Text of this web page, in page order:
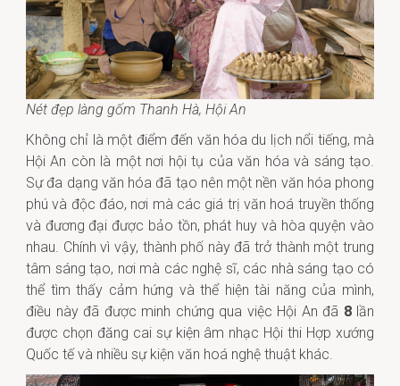
Nét đẹp làng gốm Thanh Hà, Hội An
Không chỉ là một điểm đến văn hóa du lịch nổi tiếng, mà
Hội An còn là một nơi hội tụ của văn hóa và sáng tạo.
Sự đa dạng văn hóa đã tạo nên một nền văn hóa phong
phú và độc đáo, nơi mà các giá trị văn hoá truyền thống
và đương đại được bảo tồn, phát huy và hòa quyện vào
nhau. Chính vì vậy, thành phố này đã trở thành một trung
tâm sáng tạo, nơi mà các nghệ sĩ, các nhà sáng tạo có
thể tìm thấy cảm hứng và thể hiện tài năng của mình,
điều này đã được minh chứng qua việc Hội An đã 8 lần
được chọn đăng cai sự kiện âm nhạc Hội thi Hợp xướng
Quốc tế và nhiều sự kiện văn hoá nghệ thuật khác.